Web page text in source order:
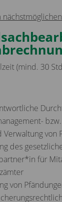
(mind. 30
Verwaltung von
des
für
von